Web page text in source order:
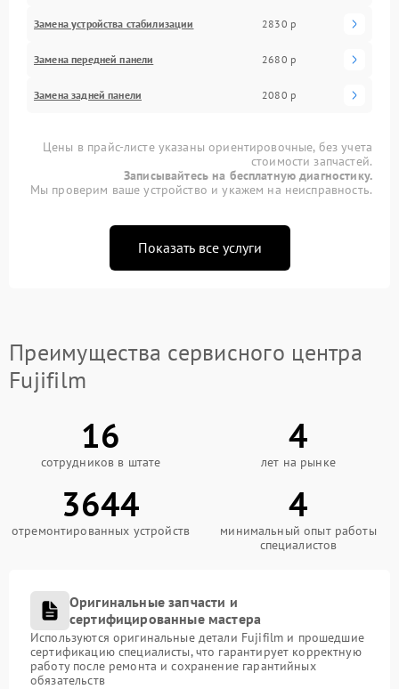
Замена устройства стабилизации 2830 р
Замена передней панели 2680 р
Замена задней панели 2080 р
Цены в прайс-листе указаны ориентировочные, без учета
стоимости запчастей.
Записывайтесь на бесплатную диагностику.
Мы проверим ваше устройство и укажем на неисправность.
Показать все услуги
Преимущества сервисного центра
Fujifilm
16
сотрудников в штате
4
лет на рынке
3644
отремонтированных устройств
4
минимальный опыт работы
специалистов
Оригинальные запчасти и
сертифицированные мастера
Используются оригинальные детали Fujifilm и прошедшие
сертификацию специалисты, что гарантирует корректную
работу после ремонта и сохранение гарантийных
обязательств